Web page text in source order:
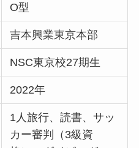
O型
吉本興業東京本部
NSC東京校27期生
2022年
1人旅行、読書、サッ
カー審判（3級資